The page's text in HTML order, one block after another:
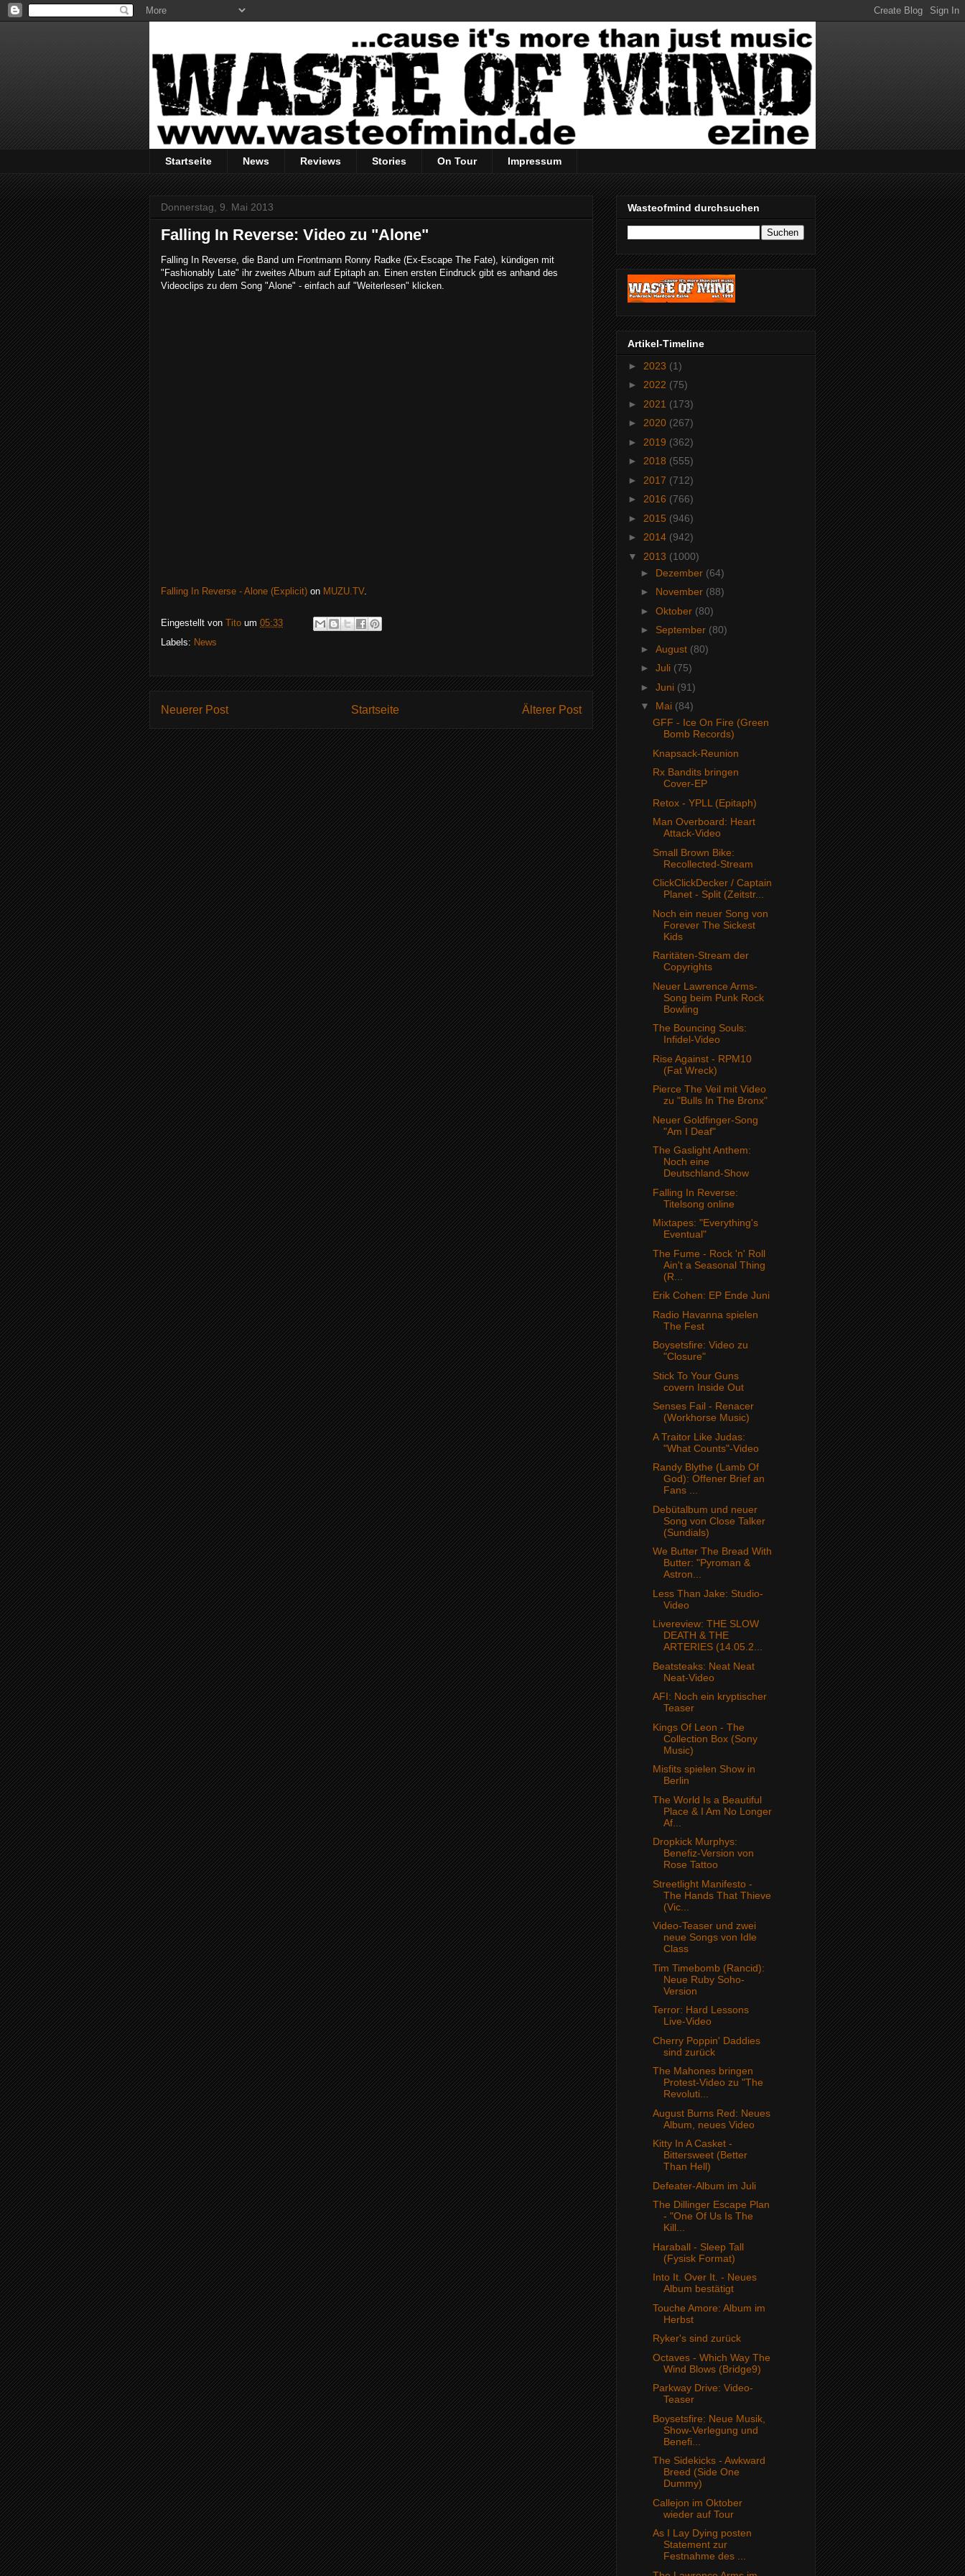
Startseite News Reviews Stories On Tour Impressum
Donnerstag, 9. Mai 2013
Falling In Reverse: Video zu "Alone"
Falling In Reverse, die Band um Frontmann Ronny Radke (Ex-Escape The Fate), kündigen mit
"Fashionably Late" ihr zweites Album auf Epitaph an. Einen ersten Eindruck gibt es anhand des
Videoclips zu dem Song "Alone" - einfach auf "Weiterlesen" klicken.
Falling In Reverse - Alone (Explicit) on MUZU.TV.
Eingestellt von Tito um 05:33
Labels: News
Neuerer Post Älterer Post
Startseite
Wasteofmind durchsuchen
Artikel-Timeline
► 2023 (1)
► 2022 (75)
► 2021 (173)
► 2020 (267)
► 2019 (362)
► 2018 (555)
► 2017 (712)
► 2016 (766)
► 2015 (946)
► 2014 (942)
▼ 2013 (1000)
► Dezember (64)
► November (88)
► Oktober (80)
► September (80)
► August (80)
► Juli (75)
► Juni (91)
▼ Mai (84)
GFF - Ice On Fire (Green
Bomb Records)
Knapsack-Reunion
Rx Bandits bringen
Cover-EP
Retox - YPLL (Epitaph)
Man Overboard: Heart
Attack-Video
Small Brown Bike:
Recollected-Stream
ClickClickDecker / Captain
Planet - Split (Zeitstr...
Noch ein neuer Song von
Forever The Sickest
Kids
Raritäten-Stream der
Copyrights
Neuer Lawrence Arms-
Song beim Punk Rock
Bowling
The Bouncing Souls:
Infidel-Video
Rise Against - RPM10
(Fat Wreck)
Pierce The Veil mit Video
zu "Bulls In The Bronx"
Neuer Goldfinger-Song
"Am I Deaf"
The Gaslight Anthem:
Noch eine
Deutschland-Show
Falling In Reverse:
Titelsong online
Mixtapes: "Everything's
Eventual"
The Fume - Rock 'n' Roll
Ain't a Seasonal Thing
(R...
Erik Cohen: EP Ende Juni
Radio Havanna spielen
The Fest
Boysetsfire: Video zu
"Closure"
Stick To Your Guns
covern Inside Out
Senses Fail - Renacer
(Workhorse Music)
A Traitor Like Judas:
"What Counts"-Video
Randy Blythe (Lamb Of
God): Offener Brief an
Fans ...
Debütalbum und neuer
Song von Close Talker
(Sundials)
We Butter The Bread With
Butter: "Pyroman &
Astron...
Less Than Jake: Studio-
Video
Livereview: THE SLOW
DEATH & THE
ARTERIES (14.05.2...
Beatsteaks: Neat Neat
Neat-Video
AFI: Noch ein kryptischer
Teaser
Kings Of Leon - The
Collection Box (Sony
Music)
Misfits spielen Show in
Berlin
The World Is a Beautiful
Place & I Am No Longer
Af...
Dropkick Murphys:
Benefiz-Version von
Rose Tattoo
Streetlight Manifesto -
The Hands That Thieve
(Vic...
Video-Teaser und zwei
neue Songs von Idle
Class
Tim Timebomb (Rancid):
Neue Ruby Soho-
Version
Terror: Hard Lessons
Live-Video
Cherry Poppin' Daddies
sind zurück
The Mahones bringen
Protest-Video zu "The
Revoluti...
August Burns Red: Neues
Album, neues Video
Kitty In A Casket -
Bittersweet (Better
Than Hell)
Defeater-Album im Juli
The Dillinger Escape Plan
- "One Of Us Is The
Kill...
Haraball - Sleep Tall
(Fysisk Format)
Into It. Over It. - Neues
Album bestätigt
Touche Amore: Album im
Herbst
Ryker's sind zurück
Octaves - Which Way The
Wind Blows (Bridge9)
Parkway Drive: Video-
Teaser
Boysetsfire: Neue Musik,
Show-Verlegung und
Benefi...
The Sidekicks - Awkward
Breed (Side One
Dummy)
Callejon im Oktober
wieder auf Tour
As I Lay Dying posten
Statement zur
Festnahme des ...